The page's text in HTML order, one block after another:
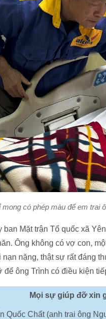
mong có phép màu để em trai
Mặt trận Tổ quốc xã
Ông không có vợ con,
nạn nặng, thật sự rất đáng
ông Trình có điều kiện
Mọi sự giúp đỡ xin
Quốc Chất (anh trai ông